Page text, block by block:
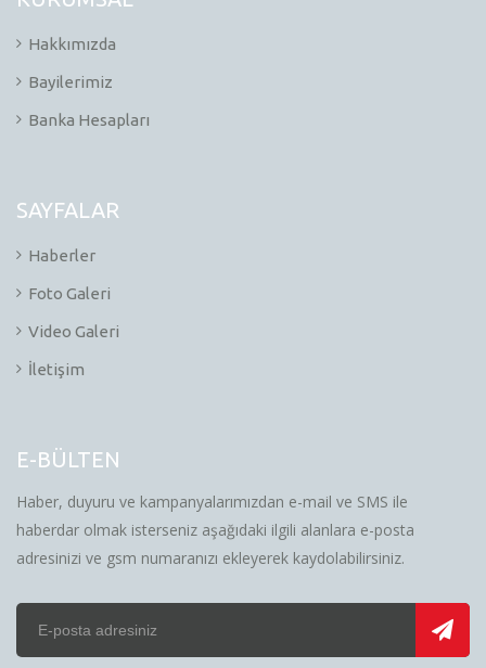
Hakkımızda
Bayilerimiz
Banka Hesapları
SAYFALAR
Haberler
Foto Galeri
Video Galeri
İletişim
E-BÜLTEN
Haber, duyuru ve kampanyalarımızdan e-mail ve SMS ile
haberdar olmak isterseniz aşağıdaki ilgili alanlara e-posta
adresinizi ve gsm numaranızı ekleyerek kaydolabilirsiniz.